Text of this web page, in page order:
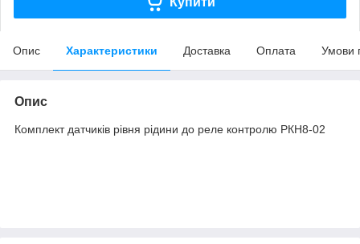
Опис Характеристики Доставка Оплата Умови
Опис
Комплект датчиків рівня рідини до реле контролю РКН8-02